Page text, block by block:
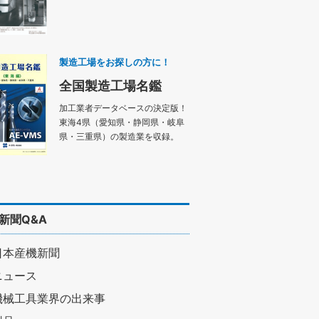
製造工場をお探しの方に！
全国製造工場名鑑
加工業者データベースの決定版！
東海4県（愛知県・静岡県・岐阜
県・三重県）の製造業を収録。
聞Q&A
本産機新聞
ュース
械工具業界の出来事